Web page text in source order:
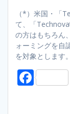
（*）米国・「
て、「
の方はもちろん
ォーミングを自
を対象とします。
F